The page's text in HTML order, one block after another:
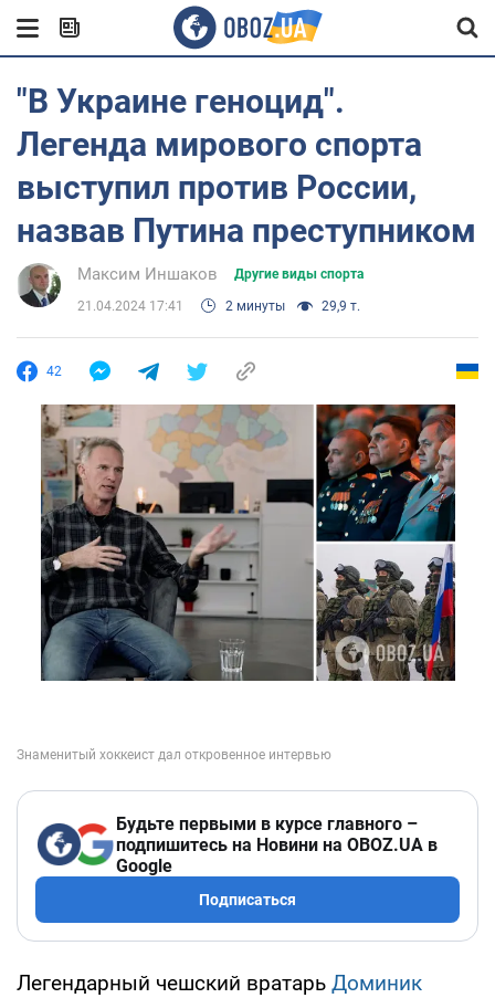
"В Украине геноцид".
Легенда мирового спорта
выступил против России,
назвав Путина преступником
Максим Иншаков Другие виды спорта
21.04.2024 17:41 2 минуты 29,9 т.
42
Будьте первыми в курсе главного –
подпишитесь на Новини на OBOZ.UA в
Google
Подписаться
Легендарный чешский вратарь Доминик